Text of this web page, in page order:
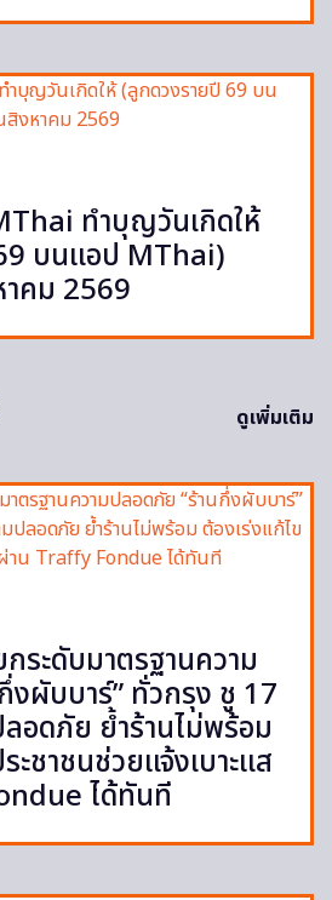
ทำบุญวันเกิดให้
บนแอป MThai)
าคม 2569
ดูเพิ่มเติม
ระดับมาตรฐานความ
งผับบาร์” ทั่วกรุง ชู 17
อดภัย ย้ำร้านไม่พร้อม
ะชาชนช่วยแจ้งเบาะแส
ได้ทันที